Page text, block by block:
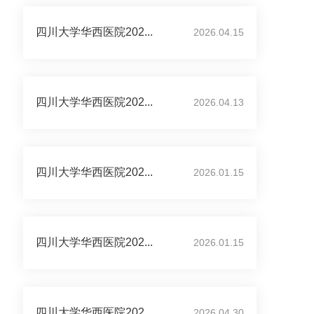
四川大学华西医院202... 2026.04.15
四川大学华西医院202... 2026.04.13
四川大学华西医院202... 2026.01.15
四川大学华西医院202... 2026.01.15